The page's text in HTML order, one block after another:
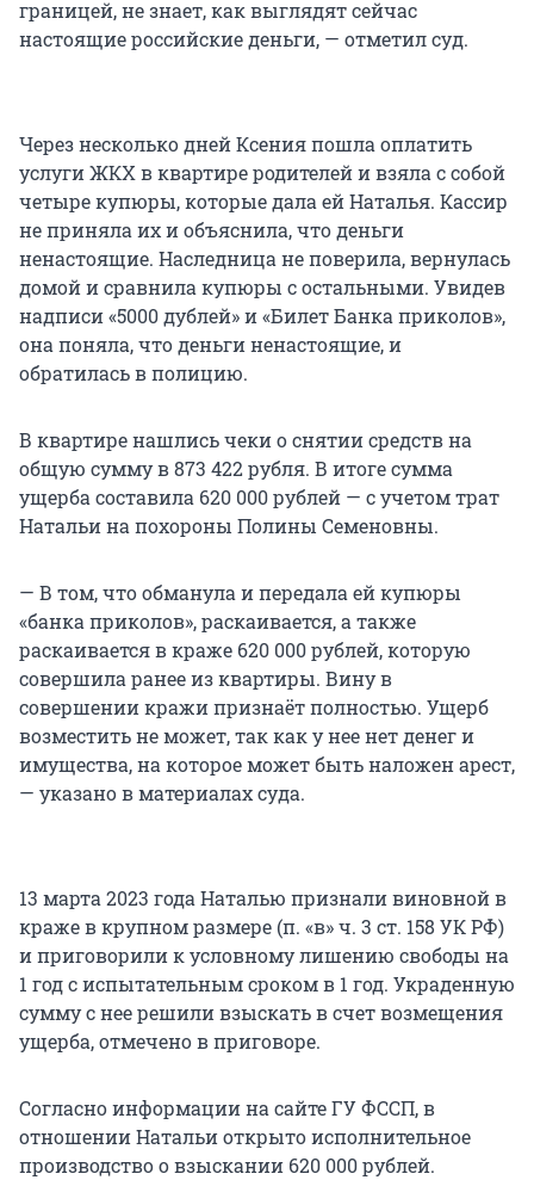
границей, не знает, как выглядят сейчас
настоящие российские деньги, — отметил суд.
Через несколько дней Ксения пошла оплатить
услуги ЖКХ в квартире родителей и взяла с собой
четыре купюры, которые дала ей Наталья. Кассир
не приняла их и объяснила, что деньги
ненастоящие. Наследница не поверила, вернулась
домой и сравнила купюры с остальными. Увидев
надписи «5000 дублей» и «Билет Банка приколов»,
она поняла, что деньги ненастоящие, и
обратилась в полицию.
В квартире нашлись чеки о снятии средств на
общую сумму в 873 422 рубля. В итоге сумма
ущерба составила 620 000 рублей — с учетом трат
Натальи на похороны Полины Семеновны.
— В том, что обманула и передала ей купюры
«банка приколов», раскаивается, а также
раскаивается в краже 620 000 рублей, которую
совершила ранее из квартиры. Вину в
совершении кражи признаёт полностью. Ущерб
возместить не может, так как у нее нет денег и
имущества, на которое может быть наложен арест,
— указано в материалах суда.
13 марта 2023 года Наталью признали виновной в
краже в крупном размере (п. «в» ч. 3 ст. 158 УК РФ)
и приговорили к условному лишению свободы на
1 год с испытательным сроком в 1 год. Украденную
сумму с нее решили взыскать в счет возмещения
ущерба, отмечено в приговоре.
Согласно информации на сайте ГУ ФССП, в
отношении Натальи открыто исполнительное
производство о взыскании 620 000 рублей.